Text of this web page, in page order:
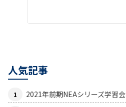
人気記事
2021年前期NEAシリーズ学習会